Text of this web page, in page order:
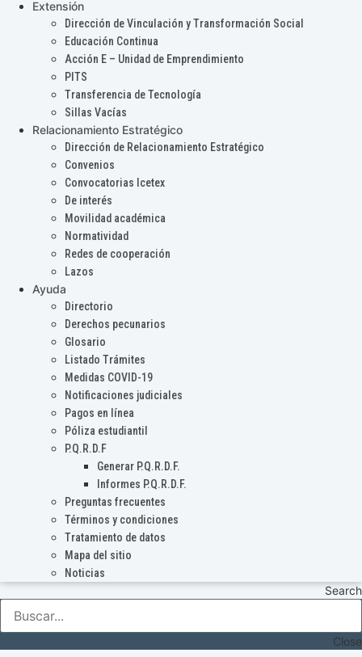
Extensión
Dirección de Vinculación y Transformación Social
Educación Continua
Acción E – Unidad de Emprendimiento
PITS
Transferencia de Tecnología
Sillas Vacías
Relacionamiento Estratégico
Dirección de Relacionamiento Estratégico
Convenios
Convocatorias Icetex
De interés
Movilidad académica
Normatividad
Redes de cooperación
Lazos
Ayuda
Directorio
Derechos pecunarios
Glosario
Listado Trámites
Medidas COVID-19
Notificaciones judiciales
Pagos en línea
Póliza estudiantil
P.Q.R.D.F
Generar P.Q.R.D.F.
Informes P.Q.R.D.F.
Preguntas frecuentes
Términos y condiciones
Tratamiento de datos
Mapa del sitio
Noticias
Search
Close